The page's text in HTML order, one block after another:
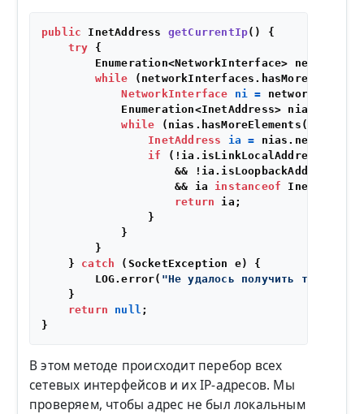
public InetAddress getCurrentIp()
{
try {
Enumeration<NetworkInterface>
while
NetworkInterface
ni =
Enumeration<InetAddress> nias =
while (nias.hasMoreElements()) {
InetAddress
ia =
if
(!ia.isLinkLocalAddress()
                    && !ia.isLoopbackAddress()
                    && ia
instanceof
return ia;
                }
            }
        }
    }
catch (SocketException e) {
        LOG.error(
"Не удалось получить текущий
    }
return
null ;
В этом методе происходит перебор всех
сетевых интерфейсов и их IP-адресов. Мы
проверяем, чтобы адрес не был локальным